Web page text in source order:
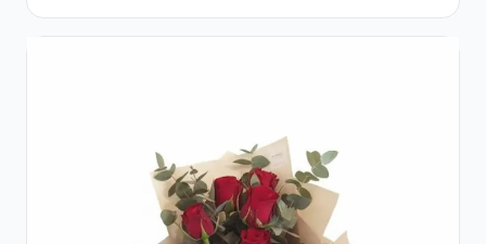
Crizanteme Albe și Bomboane
Raffaello